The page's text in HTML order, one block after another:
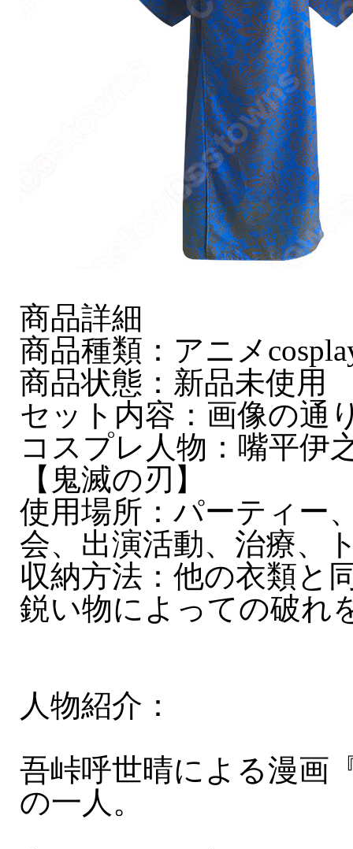
商品詳細
商品種類：アニメ
商品状態：新品未使用
セット内容：画像の通
コスプレ人物：嘴平伊
【鬼滅の刃】
使用場所：パーティー
会、出演活動、治療、
収納方法：他の衣類と
鋭い物によっての破れ
人物紹介：
吾峠呼世晴による漫画
の一人。